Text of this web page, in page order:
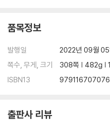
품목정보
발행일
2022년 09월
쪽수, 무게, 크기
308쪽 | 482g |
ISBN13
출판사 리뷰